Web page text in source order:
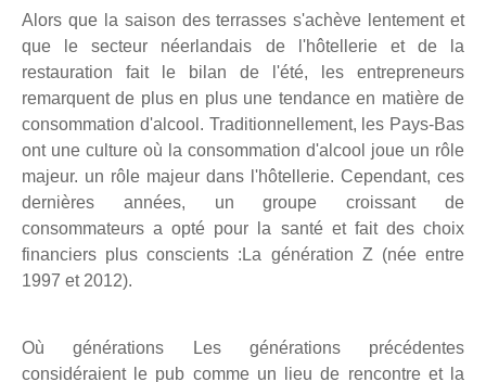
Alors que la saison des terrassess'achève lentementet
que le secteur néerlandais de l'hôtellerie et de la
restauration fait le bilan de l'été, les entrepreneurs
remarquent de plus en plus une tendance en matière de
consommation d'alcool. Traditionnellement, les Pays-Bas
ont une culture où la consommation d'alcool joue un rôle
majeur. un rôle majeur dans l'hôtellerie. Cependant, ces
dernières années, un groupe croissant de
consommateurs a opté pour la santé et fait des choix
financiers plus conscients : La génération Z (née entre
1997 et 2012).
Oùgénérations Les générations précédentes
considéraient le pub comme un lieu de rencontre et la